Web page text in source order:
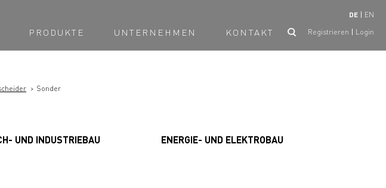
DE EN
PRODUKTE UNTERNEHMEN KONTAKT Registrieren Login
Sonder
UND INDUSTRIEBAU ENERGIE- UND ELEKTROBAU